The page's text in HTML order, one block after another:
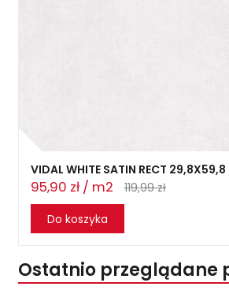
VIDAL WHITE SATIN RECT 29,8X59,8
95,90 zł / m2
119,99 zł
Do koszyka
Ostatnio przeglądane